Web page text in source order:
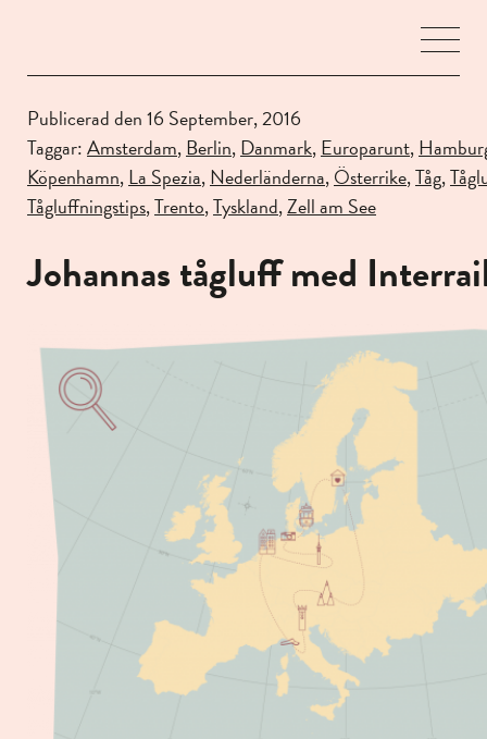
Publicerad den 16 September, 2016
Taggar:Amsterdam,Berlin,Danmark,Europarunt,
Köpenhamn,La Spezia,Nederländerna,Österrike,Tåg,
Tågluffningstips,Trento,Tyskland,Zell am See
Johannas tågluff med